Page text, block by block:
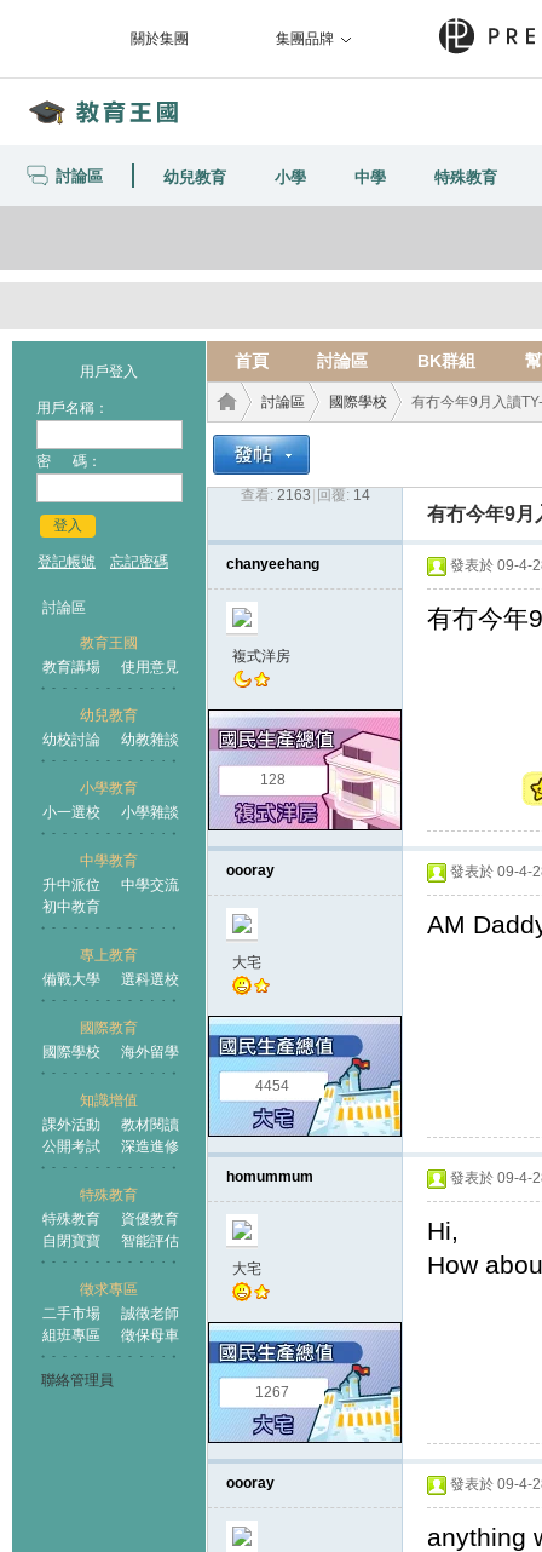
關於集團 集團品牌
討論區 幼兒教育 小學 中學 特殊教育
用戶登入
用戶名稱：
密 碼：
登入
登記帳號 忘記密碼
討論區
教育王國
教育講場
使用意見
幼兒教育
幼校討論
幼教雜談
小學教育
小一選校
小學雜談
中學教育
升中派位
中學交流
初中教育
專上教育
備戰大學
選科選校
國際教育
國際學校
海外留學
知識增值
課外活動
教材閱讀
公開考試
深造進修
特殊教育
特殊教育
資優教育
自閉寶寶
智能評估
徵求專區
二手市場
誠徵老師
組班專區
徵保母車
聯絡管理員
首頁 討論區 BK群組
王國
›
討論區
›
國際學校 有冇今年9月入讀
查看: 2163 回覆: 14
有冇今年9月
chanyeehang
複式洋房
128
發表於 09-4-
有冇今年
oooray
大宅
4454
發表於 09-4-
AM
homummum
大宅
1267
發表於 09-4-
Hi,
How
oooray 發表於 09-4-
anything